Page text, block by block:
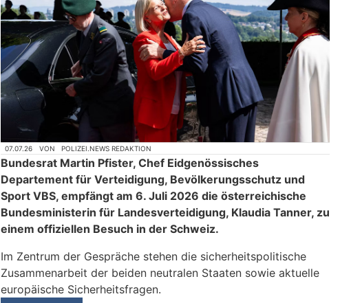
07.07.26 VON POLIZEI.NEWS REDAKTION
Bundesrat Martin Pfister, Chef Eidgenössisches
Departement für Verteidigung, Bevölkerungsschutz und
Sport VBS, empfängt am 6. Juli 2026 die österreichische
Bundesministerin für Landesverteidigung, Klaudia Tanner, zu
einem offiziellen Besuch in der Schweiz.
Im Zentrum der Gespräche stehen die sicherheitspolitische
Zusammenarbeit der beiden neutralen Staaten sowie aktuelle
europäische Sicherheitsfragen.